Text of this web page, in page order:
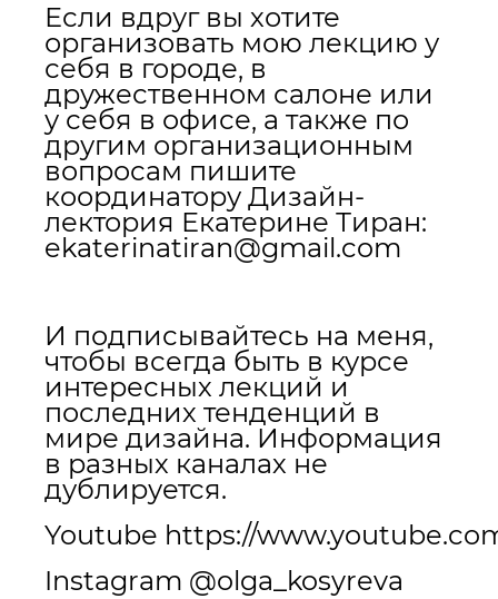
Если вдруг вы хотите
организовать мою лекцию у
себя в городе, в
дружественном салоне или
у себя в офисе, а также по
другим организационным
вопросам пишите
координатору Дизайн-
лектория Екатерине Тиран:
ekaterinatiran@gmail.com
И подписывайтесь на меня,
чтобы всегда быть в курсе
интересных лекций и
последних тенденций в
мире дизайна. Информация
в разных каналах не
дублируется.
Youtube https://
Instagram @olga_kosyreva